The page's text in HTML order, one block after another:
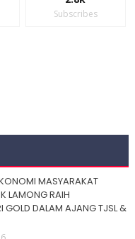
Subscribes
MASYARAKAT
LAMONG RAIH
GOLD DALAM AJANG TJSL &